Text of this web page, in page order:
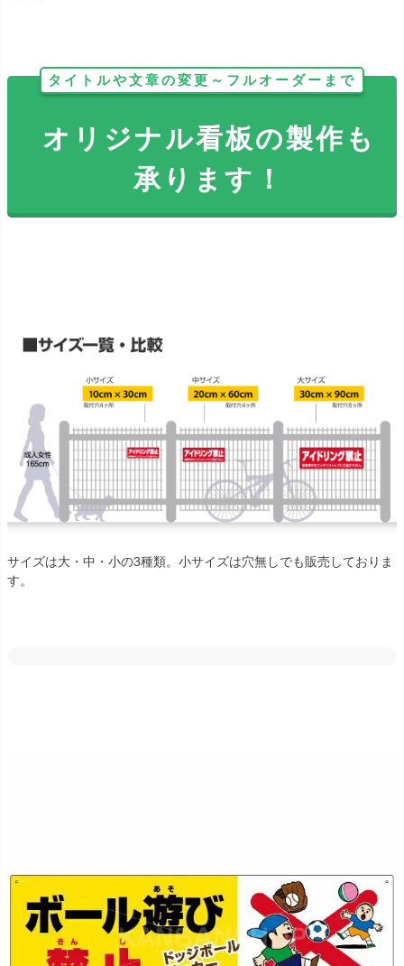
タイトルや文章の変更～フルオーダーまで
オリジナル看板の製作も
承ります！
サイズは大・中・小の3種類。小サイズは穴無しでも販売しておりま
す。